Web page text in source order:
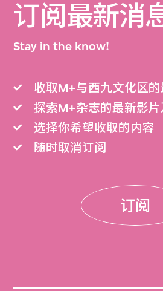
订阅最新消
Stay in the know!
收取M+与西九文化区
探索M+杂志的最新影片
选择你希望收取的内容
随时取消订阅
订阅